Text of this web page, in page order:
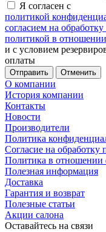
Я согласен с
политикой
согласием на
политикой в
и с условием
оплаты
Отменить
О компании
История компании
Контакты
Новости
Производители
Политика
Согласие на
Политика в отношении
Полезная информация
Доставка
Гарантия и возврат
Полезные статьи
Акции салона
Оставайтесь на связи